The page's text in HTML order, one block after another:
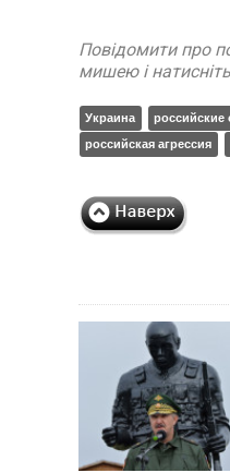
Повідомити про
мишею і
Украина российские
российская агрессия